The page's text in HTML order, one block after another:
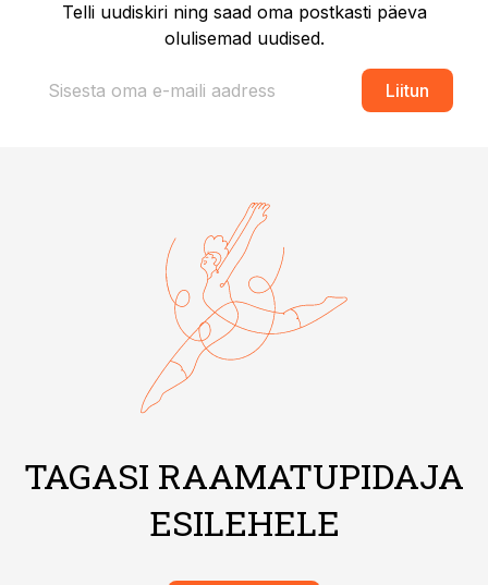
Telli uudiskiri ning saad oma postkasti päeva
olulisemad uudised.
Liitun
TAGASI RAAMATUPIDAJA
ESILEHELE